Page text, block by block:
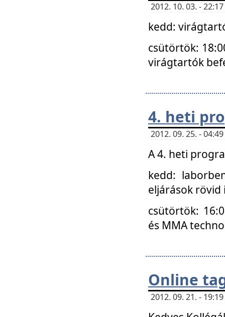
2012. 10. 03. -
kedd:
csütörtök:
virágtartók
4. heti
2012. 09. 25. -
A 4. heti
kedd:
eljárások
csütörtök:
és MMA
Online
2012. 09. 21. -